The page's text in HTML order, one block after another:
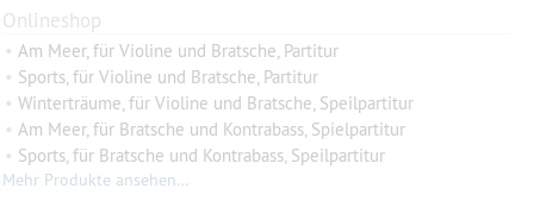
Onlineshop
• Am Meer, für Violine und Bratsche, Partitur
• Sports, für Violine und Bratsche, Partitur
• Winterträume, für Violine und Bratsche, Speilpartitur
• Am Meer, für Bratsche und Kontrabass, Spielpartitur
• Sports, für Bratsche und Kontrabass, Speilpartitur
Mehr Produkte ansehen…